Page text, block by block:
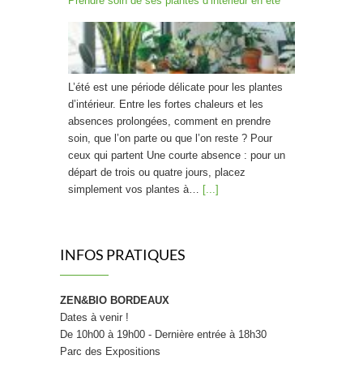
L’été est une période délicate pour les plantes
d’intérieur. Entre les fortes chaleurs et les
absences prolongées, comment en prendre
soin, que l’on parte ou que l’on reste ? Pour
ceux qui partent Une courte absence : pour un
départ de trois ou quatre jours, placez
simplement vos plantes à… [...]
À l’heure où la rentrée de septembre invite à
repenser sa routine bien-être de A à Z, c’est
aussi le bon moment pour s’interroger sur ses
INFOS PRATIQUES
ZEN&BIO BORDEAUX
Dates à venir !
De 10h00 à 19h00 - Dernière entrée à 18h30
Parc des Expositions